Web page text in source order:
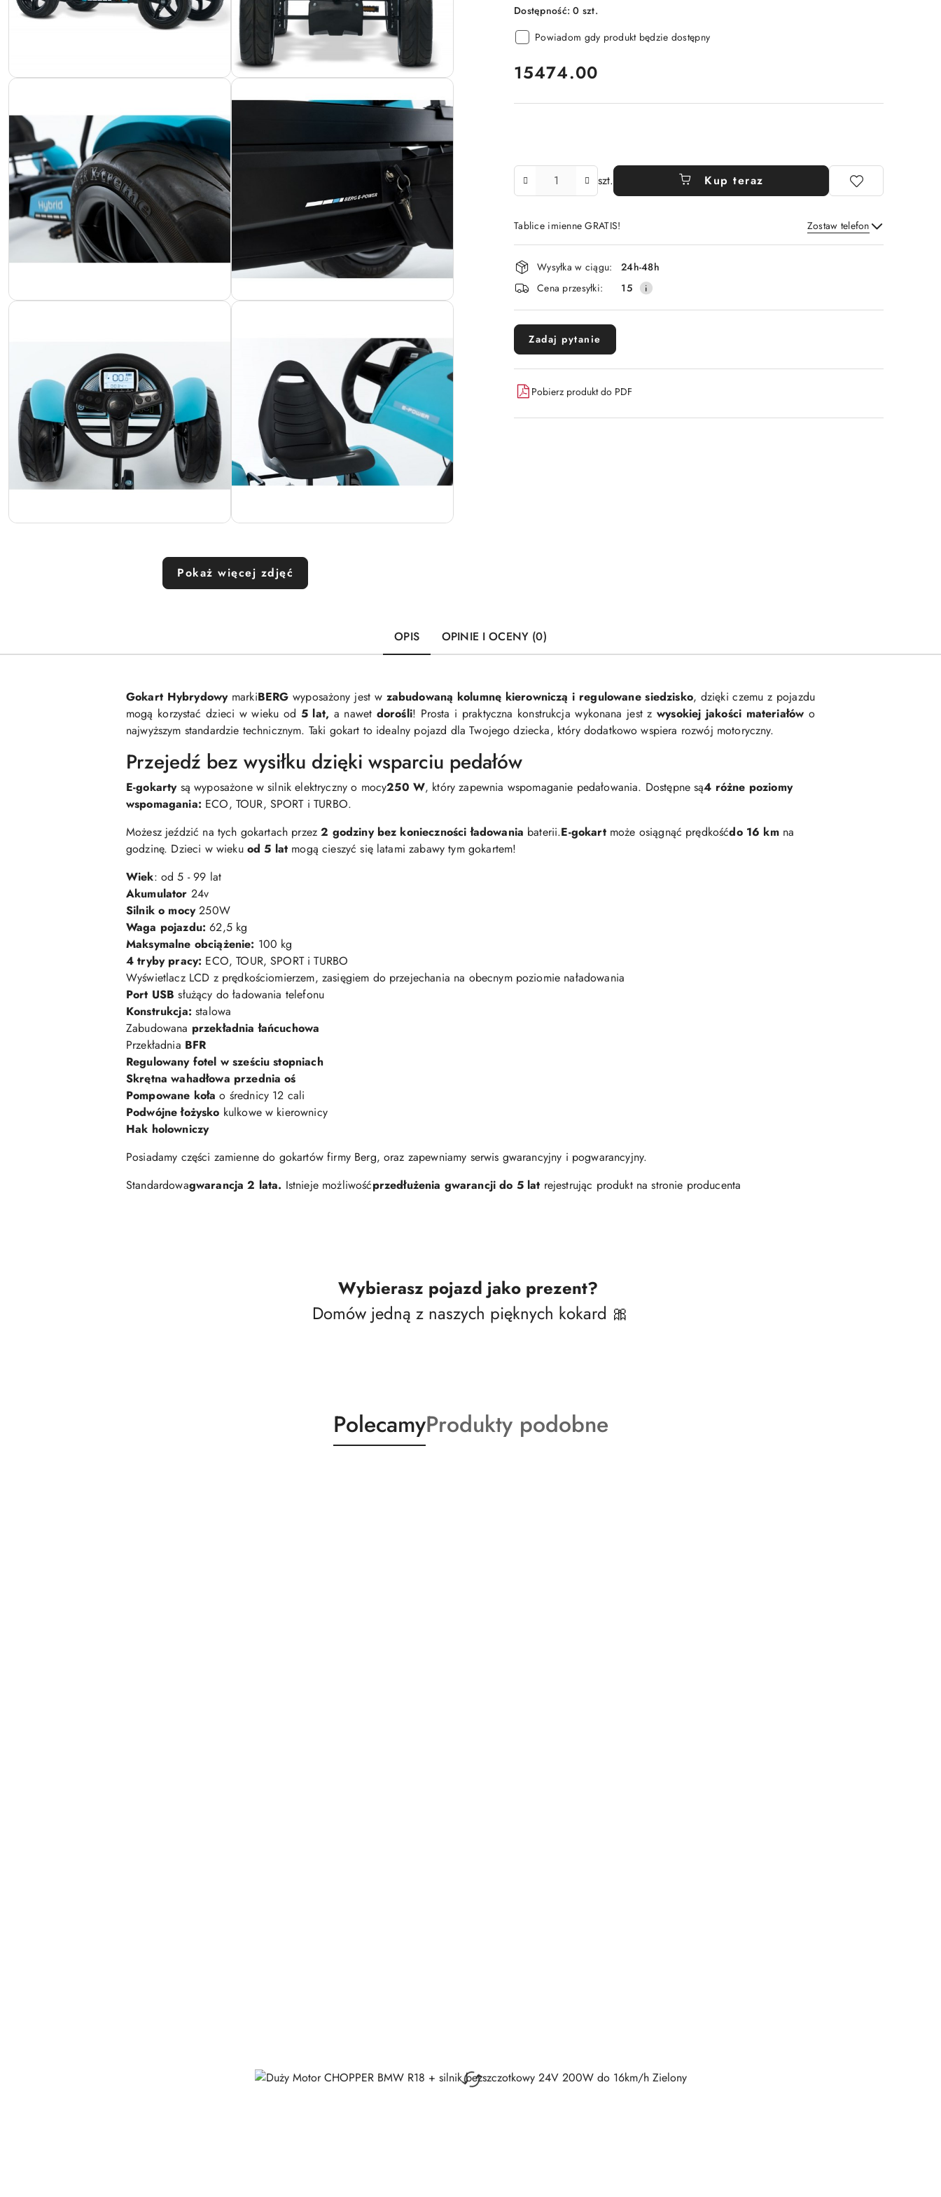
Pokaż więcej zdjęć
Dostępność:0 szt.
Powiadom gdy produkt będzie dostępny
cena:
15474.00
szt. Kup teraz
Tablice imienne GRATIS! Zostaw telefon
Wyślij
Dostępność
i
dostawa
Wysyłka w ciągu:
24h-48h
Cena przesyłki:
15
Zadaj pytanie
Pobierz produkt do PDF
OPIS OPINIE I OCENY (0)
Gokart Hybrydowy markiBERG wyposażony jest w zabudowaną kolumnę kierowniczą i regulowane siedzisko, dzięki czemu z pojazdu
mogą korzystać dzieci w wieku od 5 lat, a nawet dorośli! Prosta i praktyczna konstrukcja wykonana jest zwysokiej jakości materiałów o
najwyższym standardzie technicznym. Taki gokart to idealny pojazd dla Twojego dziecka, który dodatkowo wspiera rozwój motoryczny.
Przejedź bez wysiłku dzięki wsparciu pedałów
E-gokartysą wyposażone w silnik elektryczny o mocy250 W, który zapewnia wspomaganie pedałowania. Dostępne są4 różne poziomy
wspomagania: ECO, TOUR, SPORT i TURBO.
Możesz jeździć na tych gokartach przez2 godziny bez konieczności ładowania baterii.E-gokartmoże osiągnąć prędkośćdo 16 kmna
godzinę. Dzieci w wieku od 5 lat mogą cieszyć się latami zabawy tym gokartem!
Wiek: od 5 - 99 lat
Akumulator 24v
Silnik o mocy250W
Waga pojazdu: 62,5 kg
Maksymalne obciążenie: 100 kg
4 tryby pracy: ECO, TOUR, SPORT i TURBO
Wyświetlacz LCD z prędkościomierzem, zasięgiem do przejechania na obecnym poziomie naładowania
Port USB służący do ładowania telefonu
Konstrukcja: stalowa
Zabudowana przekładnia łańcuchowa
Przekładnia BFR
Regulowany fotel w sześciu stopniach
Skrętna wahadłowa przednia oś
Pompowane koła o średnicy 12 cali
Podwójne łożysko kulkowe w kierownicy
Hak holowniczy
Posiadamy części zamienne do gokartów firmy Berg, oraz zapewniamy serwis gwarancyjny i pogwarancyjny.
Standardowagwarancja 2 lata. Istnieje możliwośćprzedłużenia gwarancji do 5 lat rejestrując produkt na stronie producenta
Wybierasz pojazd jako prezent?
Domów jedną z naszych pięknych kokard 🎀
Produkty
o
PolecamyProdukty
o
Produkty podobne